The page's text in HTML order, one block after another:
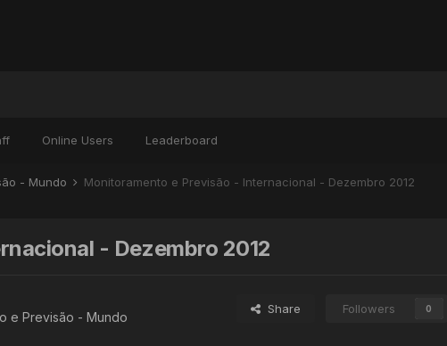
Online Users Leaderboard
- Mundo Monitoramento e Previsão - Internacional - Dezembro 2012
- Dezembro 2012
e Previsão - Mundo
Share Followers 0